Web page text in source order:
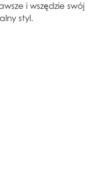
i wszędzie swój
styl.